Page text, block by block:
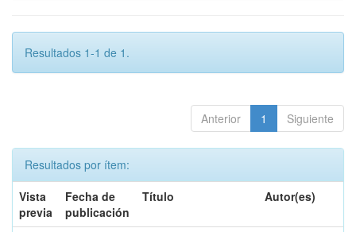
Resultados 1-1 de 1.
Anterior 1 Siguiente
Resultados por ítem:
Vista
previa
Fecha de
publicación
Título Autor(es)